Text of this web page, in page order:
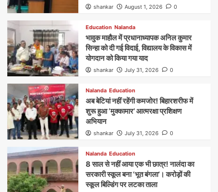
shankar August 1, 2026 0
Education Nalanda
भावुक माहौल में प्रधानाध्यापक अनिल कुमार
सिन्हा को दी गई विदाई, विद्यालय के विकास में
योगदान को किया गया याद
shankar July 31, 2026 0
Nalanda Education
अब बेटियां नहीं रहेंगी कमजोर! बिहारशरीफ में
शुरू हुआ ‘मुक्कामार’ आत्मरक्षा प्रशिक्षण
अभियान
shankar July 31, 2026 0
Nalanda Education
8 साल से नहीं आया एक भी छात्र! नालंदा का
सरकारी स्कूल बना ‘भूत बंगला’। करोड़ों की
स्कूल बिल्डिंग पर लटका ताला